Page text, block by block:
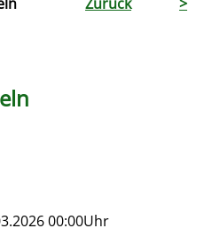
00:00Uhr